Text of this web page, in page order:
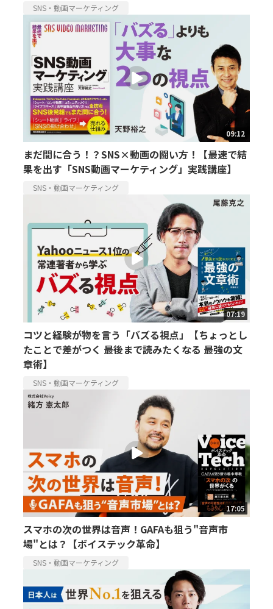
SNS・動画マーケティング
09:12
まだ間に合う！？SNS×動画の闘い方！【最速で結
果を出す「SNS動画マーケティング」実践講座】
SNS・動画マーケティング
07:19
コツと経験が物を言う「バズる視点」【ちょっとし
たことで差がつく 最後まで読みたくなる 最強の文
章術】
SNS・動画マーケティング
17:05
スマホの次の世界は音声！GAFAも狙う"音声市
場"とは？【ボイステック革命】
SNS・動画マーケティング